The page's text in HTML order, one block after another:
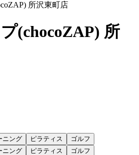
所沢東町店
(chocoZAP) 所
ニング ピラティス
ゴルフ
ニング ピラティス ゴルフ